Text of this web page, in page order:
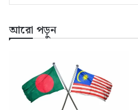
আরো পড়ুন